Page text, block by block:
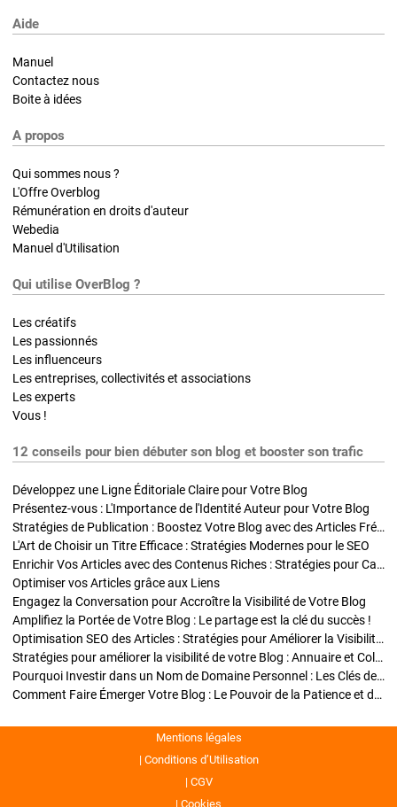
Aide
Manuel
Contactez nous
Boite à idées
A propos
Qui sommes nous ?
L'Offre Overblog
Rémunération en droits d'auteur
Webedia
Manuel d'Utilisation
Qui utilise OverBlog ?
Les créatifs
Les passionnés
Les influenceurs
Les entreprises, collectivités et associations
Les experts
Vous !
12 conseils pour bien débuter son blog et booster son trafic
Développez une Ligne Éditoriale Claire pour Votre Blog
Présentez-vous : L'Importance de l'Identité Auteur pour Votre Blog
Stratégies de Publication : Boostez Votre Blog avec des Articles Fréquents et Exclusifs
L'Art de Choisir un Titre Efficace : Stratégies Modernes pour le SEO
Enrichir Vos Articles avec des Contenus Riches : Stratégies pour Captiver et Optimiser
Optimiser vos Articles grâce aux Liens
Engagez la Conversation pour Accroître la Visibilité de Votre Blog
Amplifiez la Portée de Votre Blog : Le partage est la clé du succès !
Optimisation SEO des Articles : Stratégies pour Améliorer la Visibilité de Votre Blog
Stratégies pour améliorer la visibilité de votre Blog : Annuaire et Collaborations
Pourquoi Investir dans un Nom de Domaine Personnel : Les Clés de la Réussite de Votre Blog
Comment Faire Émerger Votre Blog : Le Pouvoir de la Patience et de la Persévérance
Mentions légales
Conditions d’Utilisation
CGV
Cookies